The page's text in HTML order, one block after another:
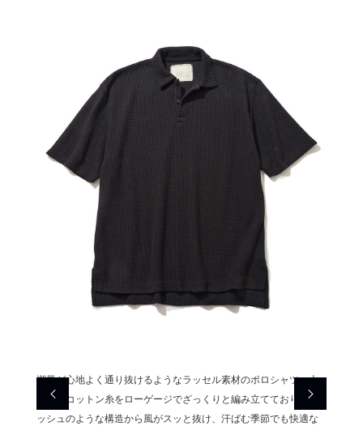
潮風が心地よく通り抜けるようなラッセル素材のポロシャツ。太
番手のコットン糸をローゲージでざっくりと編み立てており、メ
ッシュのような構造から風がスッと抜け、汗ばむ季節でも快適な